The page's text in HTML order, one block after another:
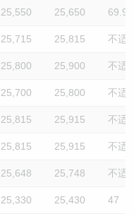
25,550 25,650 69.9
25,715 25,815 不适
25,800 25,900 不适
25,700 25,800 不适
25,815 25,915 不适
25,815 25,915 不适
25,648 25,748 不适
25,330 25,430 47